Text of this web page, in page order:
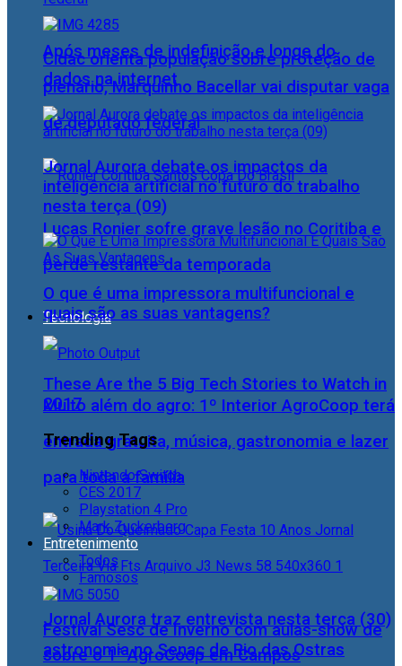
Após meses de indefinição e longe do
plenário, Marquinho Bacellar vai disputar vaga
de deputado federal
Lucas Ronier sofre grave lesão no Coritiba e
perde restante da temporada
Tecnologia
Muito além do agro: 1º Interior AgroCoop terá
entrada gratuita, música, gastronomia e lazer
para toda a família
Jornal Aurora traz entrevista nesta terça (30)
sobre o 1° AgroCoop em Campos
Cidac orienta população sobre proteção de
dados na internet
Jornal Aurora debate os impactos da
inteligência artificial no futuro do trabalho
nesta terça (09)
O que é uma impressora multifuncional e
quais são as suas vantagens?
These Are the 5 Big Tech Stories to Watch in
2017
Trending Tags
Nintendo Switch
CES 2017
Playstation 4 Pro
Mark Zuckerberg
Entretenimento
Todos
Famosos
Festival Sesc de Inverno com aulas-show de
astronomia no Senac de Rio das Ostras